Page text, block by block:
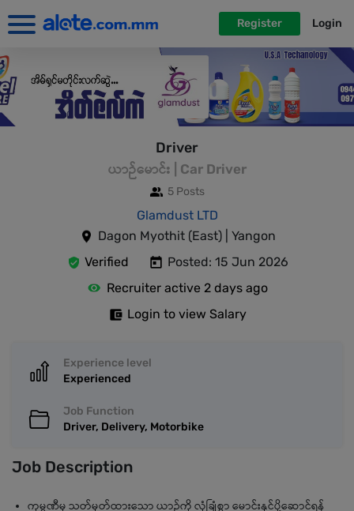
Register Login
Driver
ယာဉ်မောင်း | Car Driver
5 Posts
Glamdust LTD
Dagon Myothit (East) | Yangon
Verified
Posted: 15 Jun 2026
Recruiter active 2 days ago
Login to view Salary
Experience level
Experienced
Job Function
Driver, Delivery, Motorbike
Job Description
ကုမ္ပဏီမှ သတ်မှတ်ထားသော ယာဉ်ကို လုံခြုံစွာ မောင်းနှင်ပို့ဆောင်ရန်